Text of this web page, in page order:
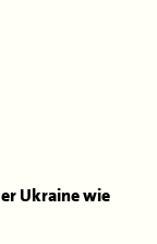
Ukraine wie